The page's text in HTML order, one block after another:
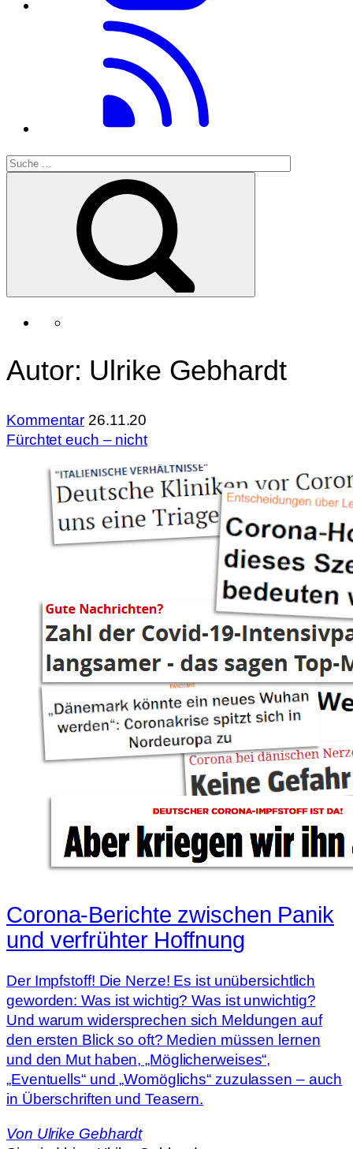
Autor: Ulrike Gebhardt
Kommentar 26.11.20
Fürchtet euch – nicht
Corona-Berichte zwischen Panik
und verfrühter Hoffnung
Der Impfstoff! Die Nerze! Es ist unübersichtlich
geworden: Was ist wichtig? Was ist unwichtig?
Und warum widersprechen sich Meldungen auf
den ersten Blick so oft? Medien müssen lernen
und den Mut haben, „Möglicherweises“,
„Eventuells“ und „Womöglichs“ zuzulassen – auch
in Überschriften und Teasern.
Von Ulrike Gebhardt